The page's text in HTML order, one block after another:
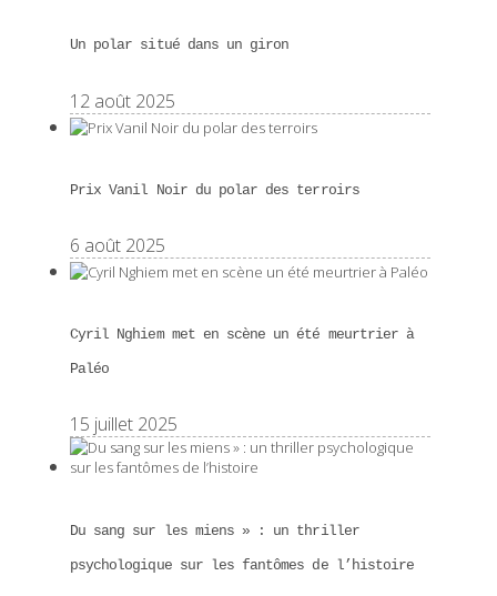
Un polar situé dans un giron
12 août 2025
Prix Vanil Noir du polar des terroirs
6 août 2025
Cyril Nghiem met en scène un été meurtrier à
Paléo
15 juillet 2025
Du sang sur les miens » : un thriller
psychologique sur les fantômes de l’histoire